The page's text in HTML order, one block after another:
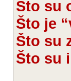
Što su
Što je
Što su
Što su